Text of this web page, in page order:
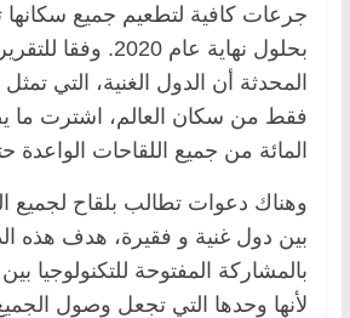
جرعات كافية لتطعيم جميع سكانها
بحلول نهاية عام 2020.
المائة من جميع اللقاحات الواعدة
وهناك دعوات تطالب بلقاح لجميع
بين دول غنية و فقيرة، هدف هذه
بالمشاركة المفتوحة للتكنولوجيا
لأنها وحدها التي تجعل وصول